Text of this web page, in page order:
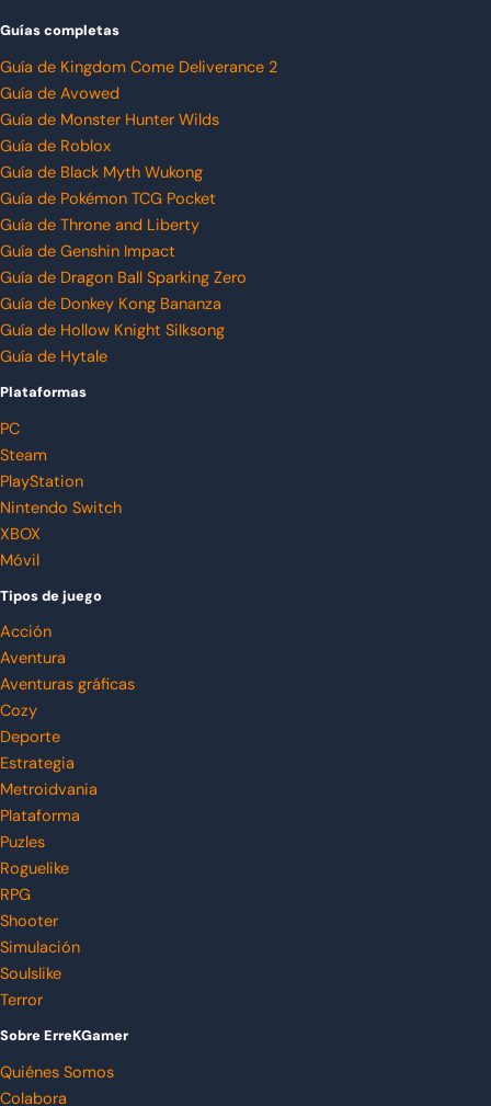
Guías completas
Guía de Kingdom Come Deliverance 2
Guía de Avowed
Guía de Monster Hunter Wilds
Guía de Roblox
Guía de Black Myth Wukong
Guía de Pokémon TCG Pocket
Guía de Throne and Liberty
Guía de Genshin Impact
Guía de Dragon Ball Sparking Zero
Guía de Donkey Kong Bananza
Guía de Hollow Knight Silksong
Guía de Hytale
Plataformas
PC
Steam
PlayStation
Nintendo Switch
XBOX
Móvil
Tipos de juego
Acción
Aventura
Aventuras gráficas
Cozy
Deporte
Estrategia
Metroidvania
Plataforma
Puzles
Roguelike
RPG
Shooter
Simulación
Soulslike
Terror
Sobre ErreKGamer
Quiénes Somos
Colabora